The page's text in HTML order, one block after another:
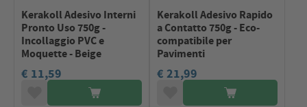
Kerakoll Adesivo Interni
Pronto Uso 750g -
Incollaggio PVC e
Moquette - Beige
€ 11,59
Kerakoll Adesivo Rapido
a Contatto 750g - Eco-
compatibile per
Pavimenti
€ 21,99